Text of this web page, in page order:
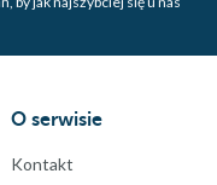
O serwisie
Kontakt